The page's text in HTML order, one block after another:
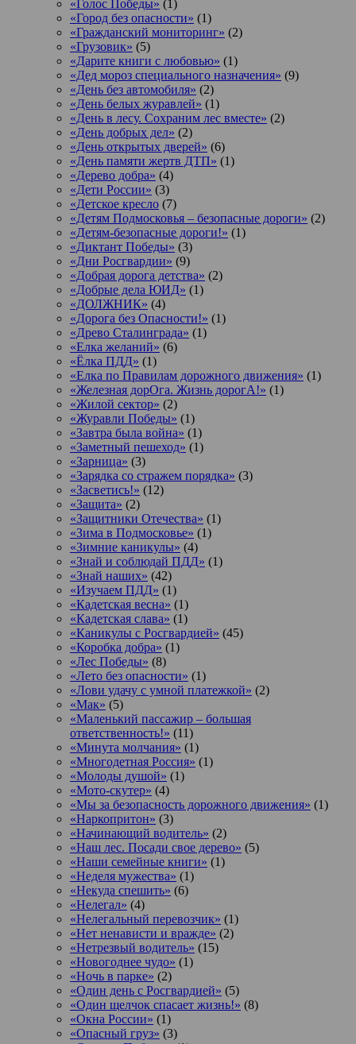
«Голос Победы» (1)
«Город без опасности» (1)
«Гражданский мониторинг» (2)
«Грузовик» (5)
«Дарите книги с любовью» (1)
«Дед мороз специального назначения» (9)
«День без автомобиля» (2)
«День белых журавлей» (1)
«День в лесу. Сохраним лес вместе» (2)
«День добрых дел» (2)
«День открытых дверей» (6)
«День памяти жертв ДТП» (1)
«Дерево добра» (4)
«Дети России» (3)
«Детское кресло (7)
«Детям Подмосковья – безопасные дороги» (2)
«Детям-безопасные дороги!» (1)
«Диктант Победы» (3)
«Дни Росгвардии» (9)
«Добрая дорога детства» (2)
«Добрые дела ЮИД» (1)
«ДОЛЖНИК» (4)
«Дорога без Опасности!» (1)
«Древо Сталинграда» (1)
«Елка желаний» (6)
«Ёлка ПДД» (1)
«Елка по Правилам дорожного движения» (1)
«Железная дорОга. Жизнь дорогА!» (1)
«Жилой сектор» (2)
«Журавли Победы» (1)
«Завтра была война» (1)
«Заметный пешеход» (1)
«Зарница» (3)
«Зарядка со стражем порядка» (3)
«Засветись!» (12)
«Защита» (2)
«Защитники Отечества» (1)
«Зима в Подмосковье» (1)
«Зимние каникулы» (4)
«Знай и соблюдай ПДД» (1)
«Знай наших» (42)
«Изучаем ПДД» (1)
«Кадетская весна» (1)
«Кадетская слава» (1)
«Каникулы с Росгвардией» (45)
«Коробка добра» (1)
«Лес Победы» (8)
«Лето без опасности» (1)
«Лови удачу с умной платежкой» (2)
«Мак» (5)
«Маленький пассажир – большая
ответственность!» (11)
«Минута молчания» (1)
«Многодетная Россия» (1)
«Молоды душой» (1)
«Мото-скутер» (4)
«Мы за безопасность дорожного движения» (1)
«Наркопритон» (3)
«Начинающий водитель» (2)
«Наш лес. Посади свое дерево» (5)
«Наши семейные книги» (1)
«Неделя мужества» (1)
«Некуда спешить» (6)
«Нелегал» (4)
«Нелегальный перевозчик» (1)
«Нет ненависти и вражде» (2)
«Нетрезвый водитель» (15)
«Новогоднее чудо» (1)
«Ночь в парке» (2)
«Один день с Росгвардией» (5)
«Один щелчок спасает жизнь!» (8)
«Окна России» (1)
«Опасный груз» (3)